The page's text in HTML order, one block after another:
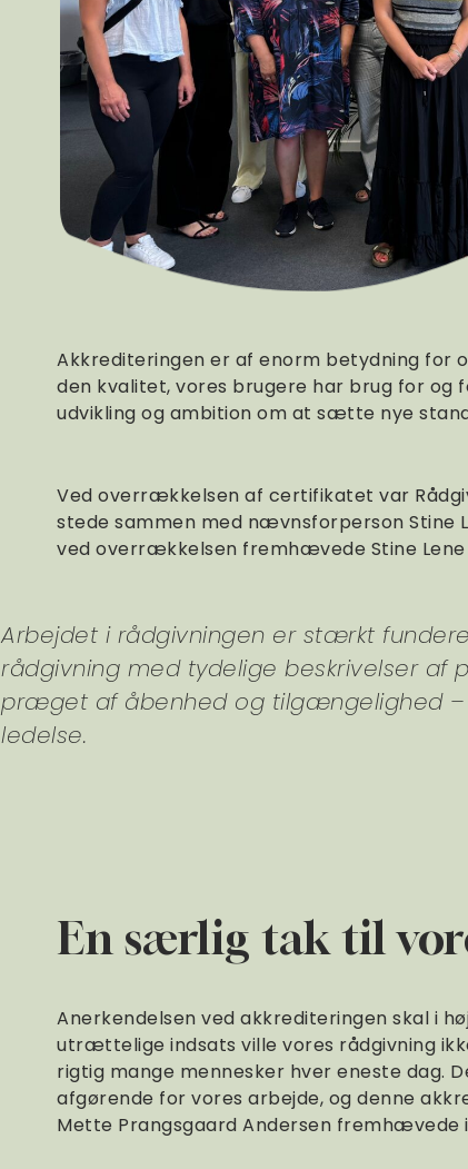
Akkrediteringen er af enorm betydning for
den kvalitet, vores brugere har brug for og
udvikling og ambition om at sætte nye
Ved overrækkelsen af certifikatet var
stede sammen med nævnsforperson Stine
ved overrækkelsen fremhævede Stine Lene
Arbejdet i rådgivningen er stærkt
rådgivning med tydelige beskrivelser af
præget af åbenhed og tilgængelighed –
ledelse.
En særlig tak til
Anerkendelsen ved akkrediteringen skal i
utrættelige indsats ville vores rådgivning
rigtig mange mennesker hver eneste dag.
afgørende for vores arbejde, og denne
Mette Prangsgaard Andersen fremhævede